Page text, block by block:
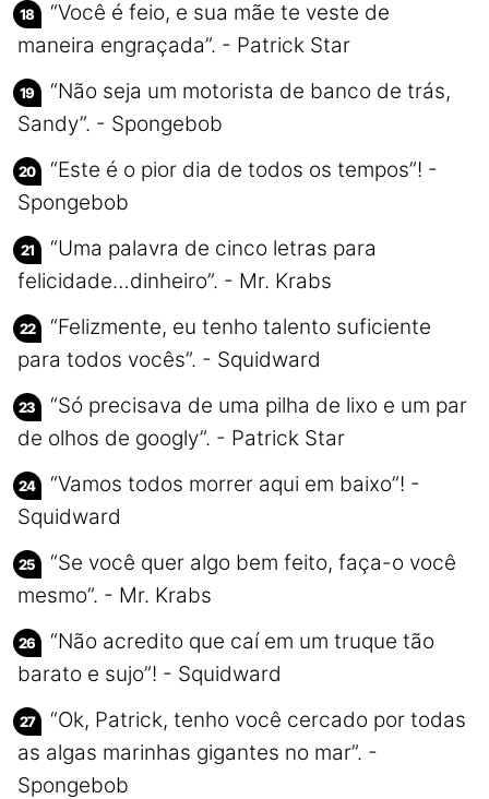
“Você é feio, e sua mãe te veste de
maneira engraçada”. - Patrick Star
“Não seja um motorista de banco de trás,
Sandy”. - Spongebob
“Este é o pior dia de todos os tempos”! -
Spongebob
“Uma palavra de cinco letras para
felicidade…dinheiro”. - Mr. Krabs
“Felizmente, eu tenho talento suficiente
para todos vocês”. - Squidward
“Só precisava de uma pilha de lixo e um par
de olhos de googly”. - Patrick Star
“Vamos todos morrer aqui em baixo”! -
Squidward
“Se você quer algo bem feito, faça-o você
mesmo”. - Mr. Krabs
“Não acredito que caí em um truque tão
barato e sujo”! - Squidward
“Ok, Patrick, tenho você cercado por todas
as algas marinhas gigantes no mar”. -
Spongebob